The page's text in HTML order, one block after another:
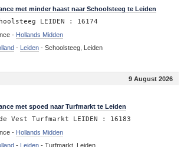
met minder haast naar Schoolsteeg te Leiden
LEIDEN : 16174
- Hollands Midden
- Leiden- Schoolsteeg, Leiden
9 August 2026
met spoed naar Turfmarkt te Leiden
Vest Turfmarkt LEIDEN : 16183
- Hollands Midden
- Leiden- Turfmarkt, Leiden